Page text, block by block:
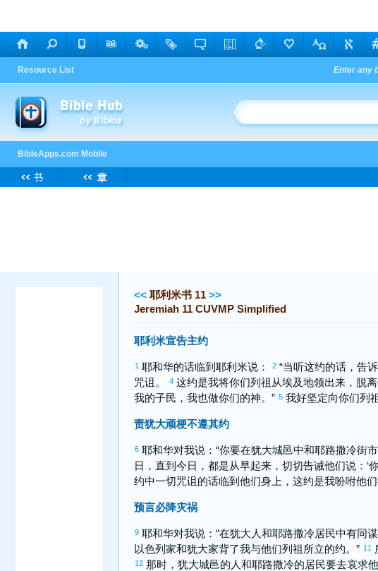
<< 耶利米书 11 >>
Jeremiah 11 CUVMP Simplified
耶利米宣告主约
1 耶和华的话临到 耶利米说： 2 “当听这约的话，告诉
咒诅。
4 这约是我将你们列祖从埃及地领出来，脱
我的子民，我也做你们的神。” 5 我好坚定向你们列
责犹大顽梗不遵其约
6 耶和华对我说：“你要在犹大城邑中和耶路撒冷街
日，直到今日，都是从早起来，切切告诫他们说：‘
约中一切咒诅的话临到他们身上，这约是我吩咐他
预言必降灾祸
9 耶和华对我说：“在犹大人和耶路撒冷居民中有同
以色列 家和犹大家背了我与他们列祖所立的约。” 11
12 那时， 犹大城邑的人和耶路撒冷的居民要去哀求